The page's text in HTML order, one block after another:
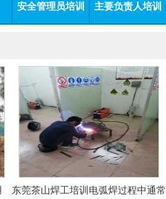
安全管理员培训 主要负责人培训
东莞茶山焊工培训电弧焊过程中通常